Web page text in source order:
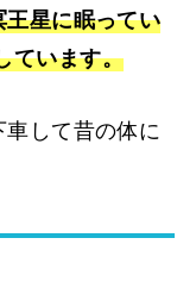
星に眠ってい
ています。
して昔の体に